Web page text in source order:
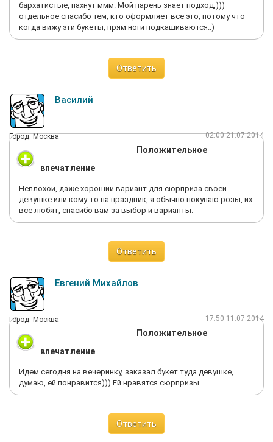
бархатистые, пахнут ммм. Мой парень знает подход,)))
отдельное спасибо тем, кто оформляет все это, потому что
когда вижу эти букеты, прям ноги подкашиваются.:)
Ответить
Василий
Город: Москва 02:00 21.07.2014
Положительное
впечатление
Неплохой, даже хороший вариант для сюрприза своей
девушке или кому-то на праздник, я обычно покупаю розы, их
все любят, спасибо вам за выбор и варианты.
Ответить
Евгений Михайлов
Город: Москва 17:50 11.07.2014
Положительное
впечатление
Идем сегодня на вечеринку, заказал букет туда девушке,
думаю, ей понравится))) Ей нравятся сюрпризы.
Ответить